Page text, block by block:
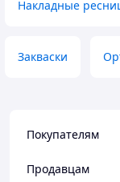
Накладные
Закваски
Покупателям
Продавцам